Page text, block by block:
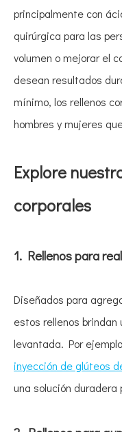
principalmente con
quirúrgica para las
volumen o mejorar el
desean resultados
mínimo, los rellenos
hombres y mujeres
Explore
corporales
1. Rellenos para
Diseñados para
estos rellenos
levantada. Por
inyección de glúteos
una solución